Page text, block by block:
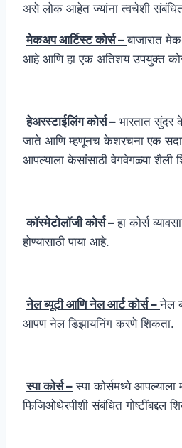
असे लोक आहेत ज्यांना त्वचेशी
मेकअप आर्टिस्ट कोर्स –बाजारात
आहे आणि हा एक अतिशय उपयुक्त
हेअरस्टाईलिंग कोर्स – भारतात सुंदर
जाते आणि म्हणूनच केशरचना एक
आपल्याला केसांसाठी वेगवेगळ्या शैली
कॉस्मेटोलॉजी कोर्स –हा कोर्स
होण्यासाठी पाया आहे.
नेल ब्यूटी आणि नेल आर्ट कोर्स –नेल
आपण नेल डिझायनिंग करणे शिकता.
स्पा कोर्स – स्पा कोर्समध्ये
फिजिओथेरपीशी संबंधित गोष्टींबद्दल